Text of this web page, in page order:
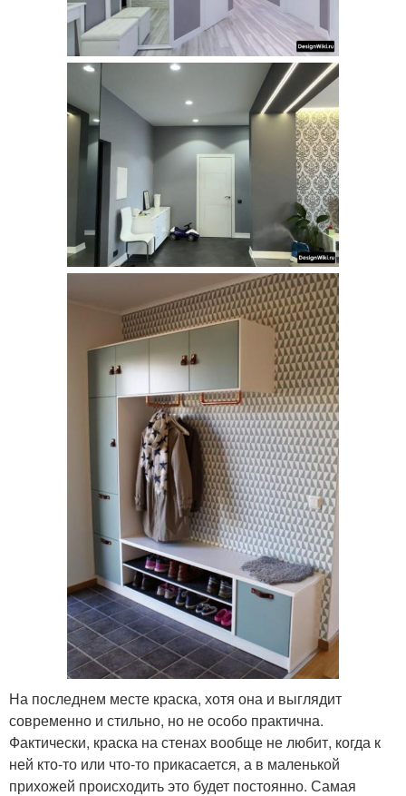
На последнем месте краска, хотя она и выглядит
современно и стильно, но не особо практична.
Фактически, краска на стенах вообще не любит, когда к
ней кто-то или что-то прикасается, а в маленькой
прихожей происходить это будет постоянно. Самая